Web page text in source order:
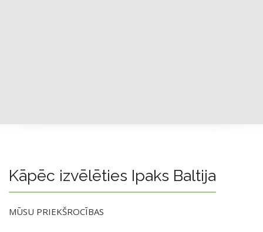
Kāpēc izvēlēties Ipaks Baltija
MŪSU PRIEKŠROCĪBAS